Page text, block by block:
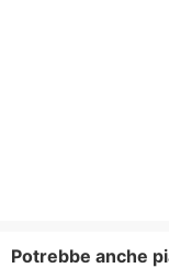
Potrebbe anche